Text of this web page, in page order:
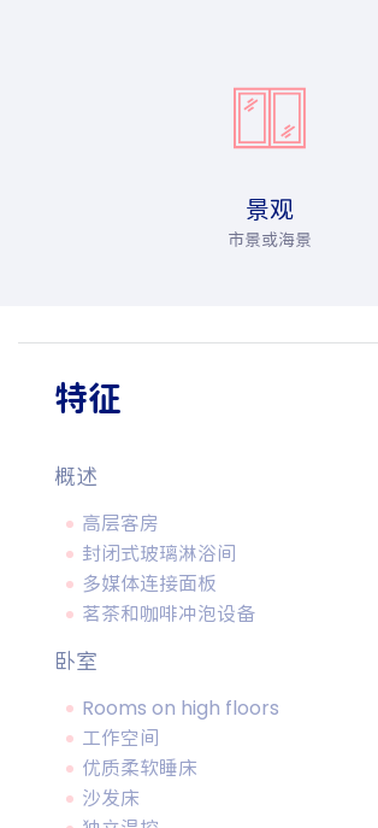
景观
市景或海景
特征
概述
高层客房
封闭式玻璃淋浴间
多媒体连接面板
茗茶和咖啡冲泡设备
卧室
Rooms on high floors
工作空间
优质柔软睡床
沙发床